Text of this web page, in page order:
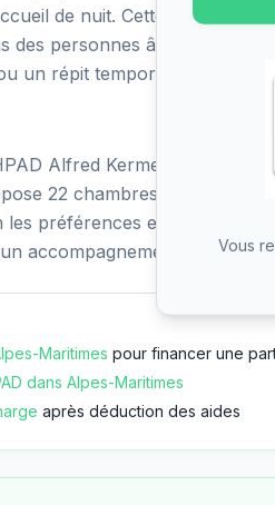
de nuit. Cette diversité
des personnes âgées et de
un répit temporaire.
Alfred Kermes est un
22 chambres individuelles
préférences et le budget.
accompagnement plus
Maritimes pour financer une
dans Alpes-Maritimes
après déduction des aides
Vous